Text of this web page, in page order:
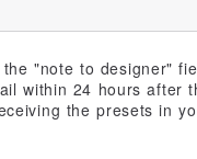
"note to designer"
within 24 hours after
the presets in